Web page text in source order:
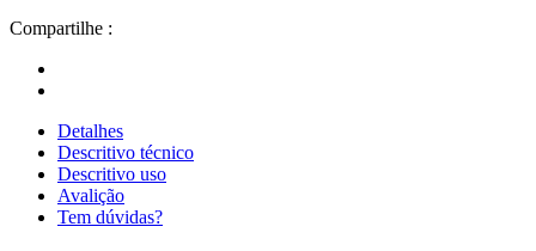
Compartilhe :
Detalhes
Descritivo técnico
Descritivo uso
Avalição
Tem dúvidas?